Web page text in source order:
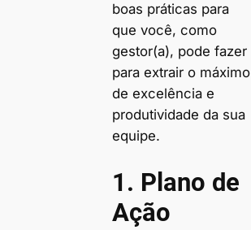
boas práticas para
que você, como
gestor(a), pode fazer
para extrair o máximo
de excelência e
produtividade da sua
equipe.
1. Plano de
Ação